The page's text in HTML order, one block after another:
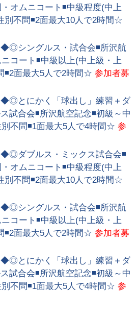
オムニコート◾中級程度(中上
別不問◾2面最大10人で2時間☆
シングルス・試合会◾所沢航
コート◾中級以上(中上級・上
◾2面最大5人で2時間☆ 参加者募
とにかく「球出し」練習＋ダ
試合会◾所沢航空記念◾初級～中
不問◾1面最大5人で4時間☆ 参
ダブルス・ミックス試合会◾
オムニコート◾中級程度(中上
別不問◾2面最大10人で2時間☆
シングルス・試合会◾所沢航
コート◾中級以上(中上級・上
◾2面最大5人で2時間☆ 参加者募
とにかく「球出し」練習＋ダ
試合会◾所沢航空記念◾初級～中
不問◾1面最大5人で4時間☆ 参